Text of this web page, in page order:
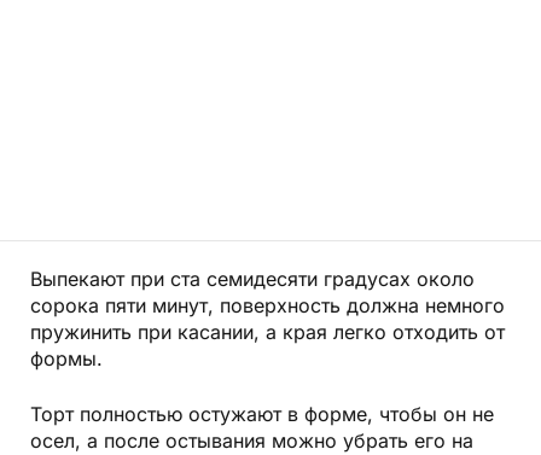
Выпекают при ста семидесяти градусах около
сорока пяти минут, поверхность должна немного
пружинить при касании, а края легко отходить от
формы.
Торт полностью остужают в форме, чтобы он не
осел, а после остывания можно убрать его на